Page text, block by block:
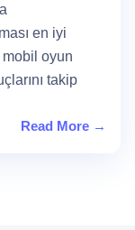
en iyi
mobil oyun
takip
Read More →